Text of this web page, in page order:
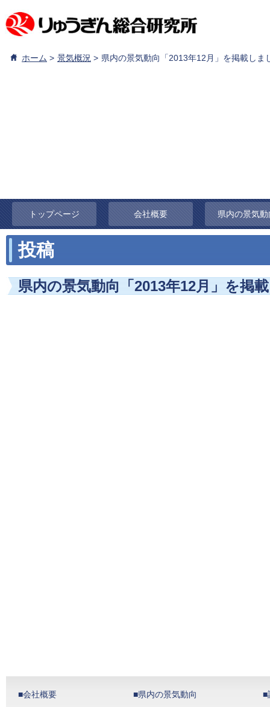
ホーム 景気概況 県内の景気動向「2013年12月」を掲載しま
トップページ 会社概要 県内の景気動
投稿
県内の景気動向「2013年12月」を掲
■会社概要
■県内の景気動向
■